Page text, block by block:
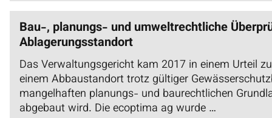
Bau-, planungs- und umweltrechtliche
Ablagerungsstandort
Das Verwaltungsgericht kam 2017 in einem Urteil
einem Abbaustandort trotz gültiger
mangelhaften planungs- und baurechtlichen
abgebaut wird. Die ecoptima ag wurde …